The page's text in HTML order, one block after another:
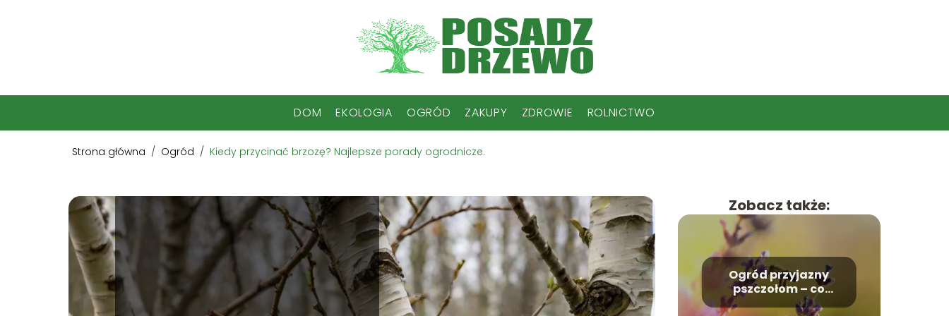
DOM EKOLOGIA OGRÓD ZAKUPY ZDROWIE ROLNICTWO
Strona główna / Ogród / Kiedy przycinać brzozę? Najlepsze porady ogrodnicze.
Zobacz także:
Ogród przyjazny
pszczołom – co
posadzić?